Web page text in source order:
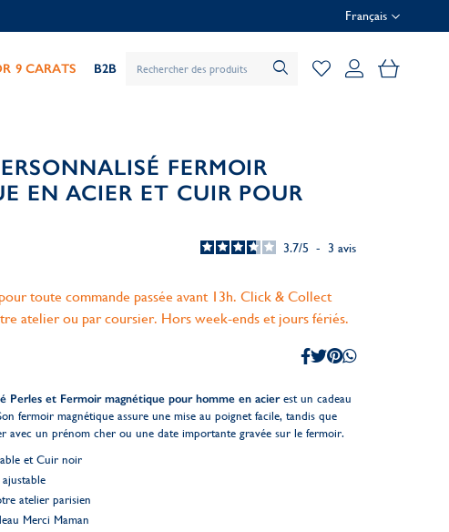
Français
9 CARATS B2B Mon
FERMOIR
EN ACIER ET CUIR POUR
3.7/5 - 3 avis
toute commande passée avant 13h. Click & Collect
atelier ou par coursier. Hors week-ends et jours fériés.
Perles et Fermoir magnétique pour homme en acierest un cadeau
fermoir magnétique assure une mise au poignet facile, tandis que
avec un prénom cher ou une date importante gravée sur le fermoir.
et Cuir noir
atelier parisien
Merci Maman